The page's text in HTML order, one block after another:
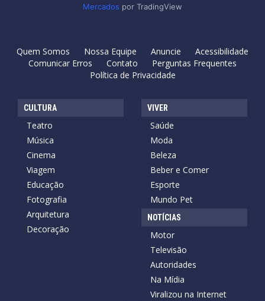
Mercados por TradingView
Quem Somos Nossa Equipe Anuncie
Acessibilidade
Comunicar Erros
Contato
Perguntas Frequentes
Política de Privacidade
CULTURA
Teatro
Música
Cinema
Viagem
Educação
Fotografia
Arquitetura
Decoração
VIVER
Saúde
Moda
Beleza
Beber e Comer
Esporte
Mundo Pet
NOTÍCIAS
Motor
Televisão
Autoridades
Na Mídia
Viralizou na Internet